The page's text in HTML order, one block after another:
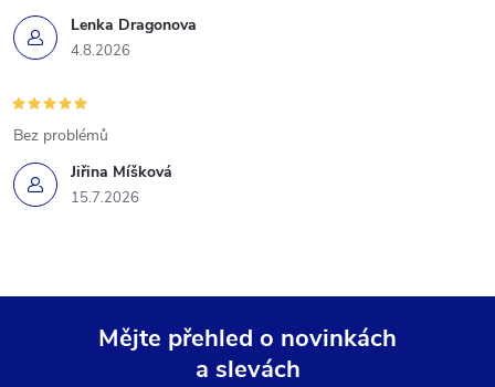
Lenka Dragonova
4.8.2026
Jiřina Míšková
15.7.2026
Bez problémů
Mějte přehled o novinkách
a slevách